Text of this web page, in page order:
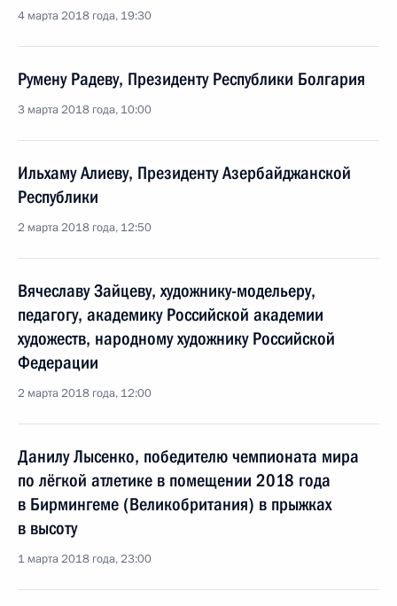
4 марта 2018 года, 19:30
Румену Радеву, Президенту Республики Болгария
3 марта 2018 года, 10:00
Ильхаму Алиеву, Президенту Азербайджанской
Республики
2 марта 2018 года, 12:50
Вячеславу Зайцеву, художнику-модельеру,
педагогу, академику Российской академии
художеств, народному художнику Российской
Федерации
2 марта 2018 года, 12:00
Данилу Лысенко, победителю чемпионата мира
по лёгкой атлетике в помещении 2018 года
в Бирмингеме (Великобритания) в прыжках
в высоту
1 марта 2018 года, 23:00